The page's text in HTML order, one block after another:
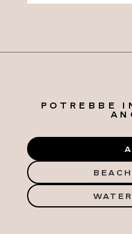
POTREBBE